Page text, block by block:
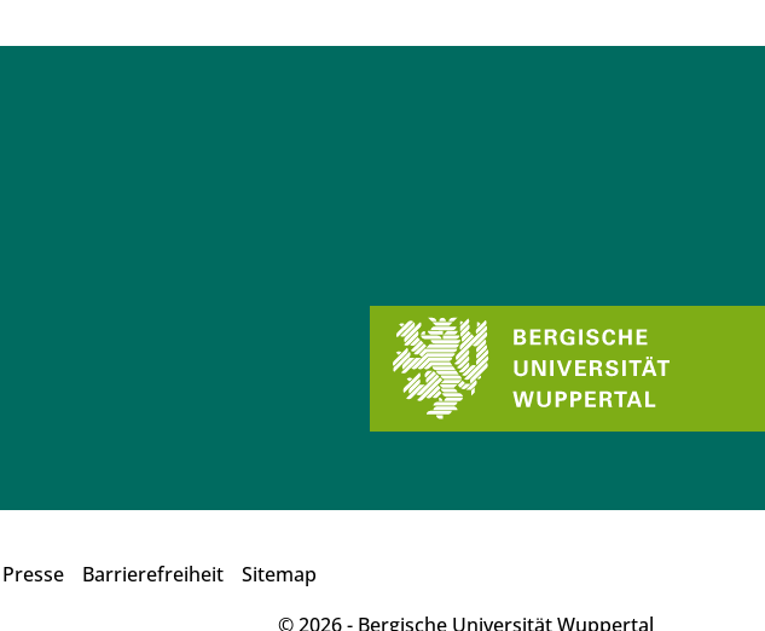
Presse Barrierefreiheit
Sitemap
© 2026 - Bergische Universität Wuppertal